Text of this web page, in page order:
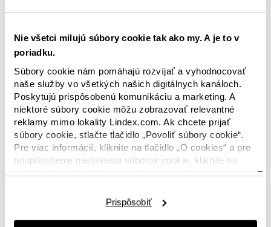
Nie všetci milujú súbory cookie tak ako my. A je to v
poriadku.
Súbory cookie nám pomáhajú rozvíjať a vyhodnocovať
naše služby vo všetkých našich digitálnych kanáloch.
Poskytujú prispôsobenú komunikáciu a marketing. A
niektoré súbory cookie môžu zobrazovať relevantné
reklamy mimo lokality Lindex.com. Ak chcete prijať
súbory cookie, stlačte tlačidlo „Povoliť súbory cookie“.
Pre viac informácií, kliknite na tlačidlo „O cookies“ a pre
prispôsobenie nastavenia súborov cookie, kliknite na
Prispôsobiť
Popredné osoby a hovorcovia Predajne
Udržateľnosť Logotypy
V tejto kategórii nie sú k dispozícii žiadne
obrázky? Nebojte sa, tento priestor bude už
spojiť, budeme s vami radi v